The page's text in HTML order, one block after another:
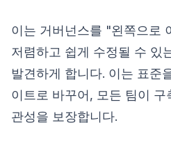
이는 거버넌스를 "왼쪽으로
저렴하고 쉽게 수정될 수 있
발견하게 합니다. 이는 표준
이트로 바꾸어, 모든 팀이
관성을 보장합니다.